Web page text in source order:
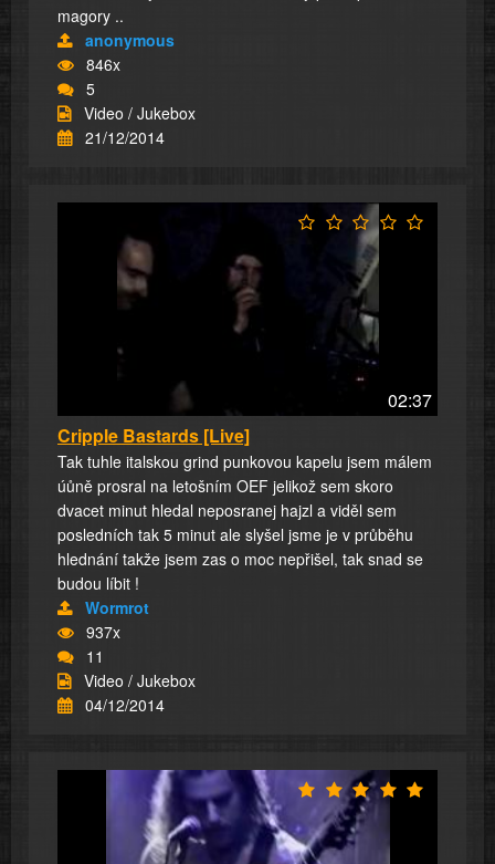
magory ..
anonymous
846x
5
Video / Jukebox
21/12/2014
02:37
Cripple Bastards [Live]
Tak tuhle italskou grind punkovou kapelu jsem málem
úůně prosral na letošním OEF jelikož sem skoro
dvacet minut hledal neposranej hajzl a viděl sem
posledních tak 5 minut ale slyšel jsme je v průběhu
hlednání takže jsem zas o moc nepřišel, tak snad se
budou líbit !
Wormrot
937x
11
Video / Jukebox
04/12/2014